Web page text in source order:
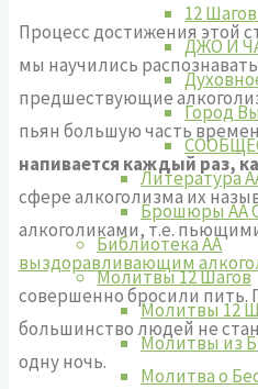
12
ДЖО И
Город
Литература
Брошюры АА
Библиотека АА
Молитвы 12 Шагов
Молитвы 12
Молитвы из
Молитва о
Процесс достижения этой
мы научились
предшествующие
пьян большую часть
напивается каждый раз,
сфере алкоголизма их
алкоголиками, т.е.
выздоравливающим
совершенно бросили пить.
большинство людей не
одну ночь.